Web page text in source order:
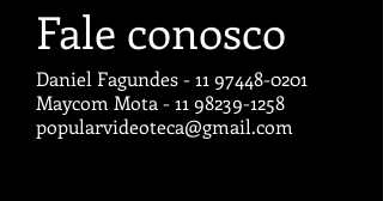
Fale conosco
Daniel Fagundes -11 97448-0201
Maycom Mota - 11 98239-1258
popularvideoteca@gmail.com